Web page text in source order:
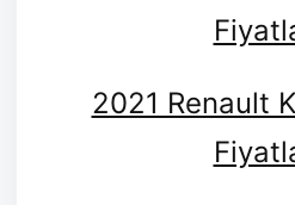
2021 Renault